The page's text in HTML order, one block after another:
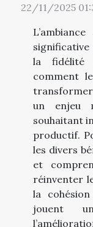
22/11/2025
la fidélité
comment
un enjeu
souhaitant
productif.
les divers
et
réinventer
la
jouent